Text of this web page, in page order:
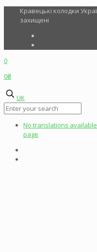
Кравецькі колодки
захищені
0
0₴
UK
No translations
page